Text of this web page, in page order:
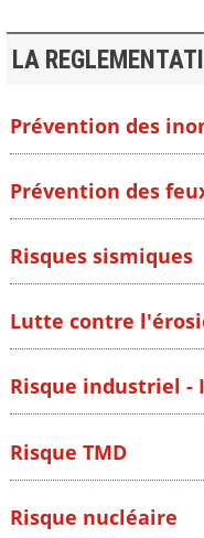
LA
Prévention des
Prévention des
Risques sismiques
Lutte contre
Risque industriel -
Risque TMD
Risque nucléaire